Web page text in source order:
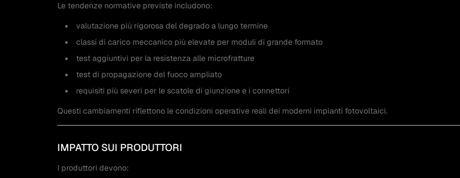
Le tendenze normative previste includono:
valutazione più rigorosa del degrado a lungo termine
classi di carico meccanico più elevate per moduli di grande formato
test aggiuntivi per la resistenza alle microfratture
test di propagazione del fuoco ampliato
requisiti più severi per le scatole di giunzione e i connettori
Questi cambiamenti riflettono le condizioni operative reali dei moderni impianti fotovoltaici.
IMPATTO SUI PRODUTTORI
I produttori devono: